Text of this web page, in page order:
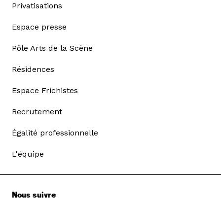
Privatisations
Espace presse
Pôle Arts de la Scène
Résidences
Espace Frichistes
Recrutement
Égalité professionnelle
L'équipe
Nous suivre